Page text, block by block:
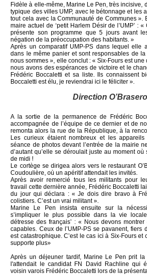
Fidèle à elle-même, Marine Le Pen, très incisive,
typique des villes UMP, avec le bétonnage et les
tout cela avec la Communauté de Communes ».
maire actuel de ‘petit Harlem Désir de l’UMP’ : «
présente son programme que 5 jours avant
négation de la préoccupation des habitants. »
Après un comparatif UMP-PS dans lequel elle
dans le même panier et sont responsables de
nous sommes », elle conclut : « Six-Fours est
nous avons des espérances de victoire et le
Frédéric Boccaletti et sa liste. Ils connaissent
Boccaletti est élu, je reviendrai ici le féliciter ».
Direction O’Brasero
A la sortie de la permanence de Frédéric
accompagnée de l’équipe de ce dernier et de
remonta alors la rue de la République, à la
Les curieux étaient nombreux et les
séance de photos devant l’entrée de la mairie
d’autant qu’elle se déroulait juste au moment
de midi !
Le cortège se dirigea alors vers le restaurant
Coudoulière, où un apéritif attendait les invités.
Après avoir remercié tous les militants pour
travail cette dernière année, Frédéric Boccaletti
du jour qui déclara : « Je dois dire bravo à
colistiers. C’est un vrai militant ».
Marine Le Pen insista ensuite sur la
s’impliquer le plus possible dans la vie
détresse des français’ : « Nous devons
capables. Ceux de l’UMP-PS se pavanent, fiers
est catastrophique. C’est le cas ici à Six-Fours et
supporte plus»
Après un déjeuner tardif, Marine Le Pen prit
l'attendait le candidat FN David Rachline qui
voisin varois Frédéric Boccaletti lors de la